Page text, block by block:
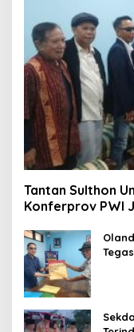
Tantan Sulthon
Konferprov PWI